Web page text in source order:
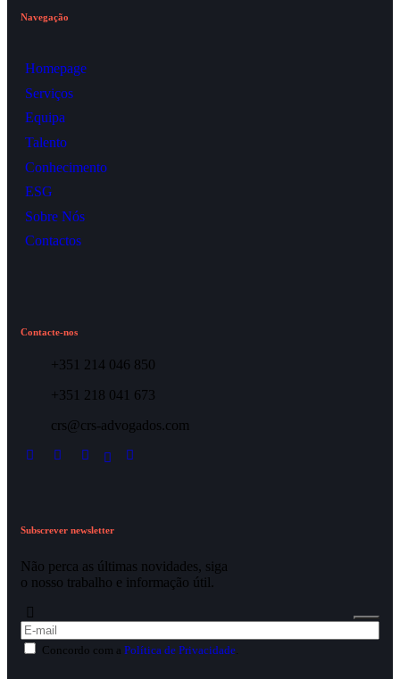
Navegação
Homepage
Serviços
Equipa
Talento
Conhecimento
ESG
Sobre Nós
Contactos
Contacte-nos
+351 214 046 850
+351 218 041 673
crs@crs-advogados.com
Subscrever newsletter
Não perca as últimas novidades, siga
o nosso trabalho e informação útil.
Concordo com a Política de Privacidade.